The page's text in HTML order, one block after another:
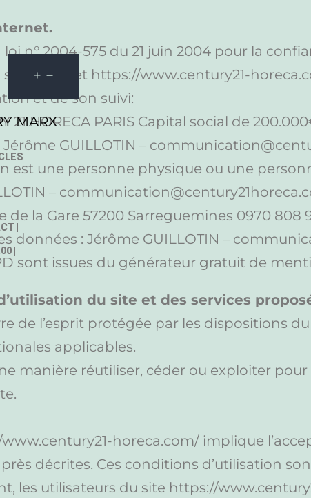
MARX
|
|
loi n° 2004-575 du 21 juin 2004 pour la
site internet https://www.century21-
et de son suivi:
21 HORECA PARIS Capital social de
GUILLOTIN –
est une personne physique ou une
–
de la Gare 57200 Sarreguemines 0970 808
données : Jérôme GUILLOTIN –
sont issues du générateur gratuit de
du site et des services
de l’esprit protégée par les dispositions
applicables.
manière réutiliser, céder ou exploiter
horeca.com/ implique
décrites. Ces conditions d’utilisation
les utilisateurs du site https://